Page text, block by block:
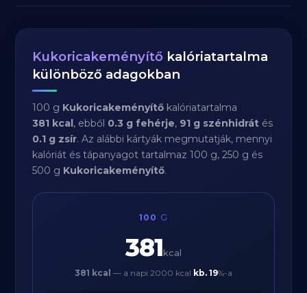
Kukoricakeményítő kalóriatartalma
különböző adagokban
100 g Kukoricakeményítő kalóriatartalma
381 kcal, ebből 0.3 g fehérje, 91 g szénhidrát és
0.1 g zsír. Az alábbi kártyák megmutatják, mennyi
kalóriát és tápanyagot tartalmaz 100 g, 250 g és
500 g Kukoricakeményítő.
100 G
381 kcal
381 kcal — a napi 2000 kcal kb. 19%-a